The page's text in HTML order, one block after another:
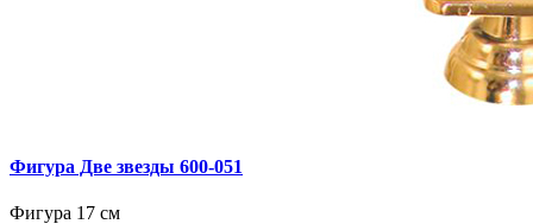
Фигура Две звезды 600‑051
Фигура 17 см